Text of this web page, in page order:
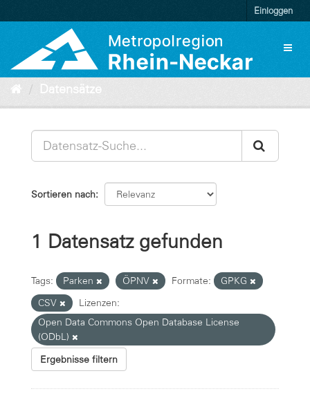
zum
Einloggen
Datensätze
Sortieren nach
1 Datensatz gefunden
Tags: Parken ÖPNV Formate:
GPKG
CSV
Lizenzen:
Open Data Commons Open Database License
(ODbL)
Ergebnisse filtern